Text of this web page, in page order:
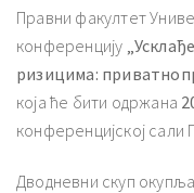
Правни факултет
конференцију
ризицима:
која ће бити одржана
конференцијској сали
Дводневни скуп